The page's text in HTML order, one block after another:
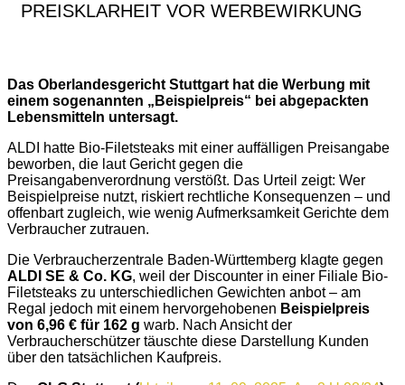
PREISKLARHEIT VOR WERBEWIRKUNG
Das Oberlandesgericht Stuttgart hat die Werbung mit
einem sogenannten „Beispielpreis“ bei abgepackten
Lebensmitteln untersagt.
ALDI hatte Bio-Filetsteaks mit einer auffälligen Preisangabe
beworben, die laut Gericht gegen die
Preisangabenverordnung verstößt. Das Urteil zeigt: Wer
Beispielpreise nutzt, riskiert rechtliche Konsequenzen – und
offenbart zugleich, wie wenig Aufmerksamkeit Gerichte dem
Verbraucher zutrauen.
Die Verbraucherzentrale Baden-Württemberg klagte gegen
ALDI SE & Co. KG, weil der Discounter in einer Filiale Bio-
Filetsteaks zu unterschiedlichen Gewichten anbot – am
Regal jedoch mit einem hervorgehobenen Beispielpreis
von 6,96 € für 162 g warb. Nach Ansicht der
Verbraucherschützer täuschte diese Darstellung Kunden
über den tatsächlichen Kaufpreis.